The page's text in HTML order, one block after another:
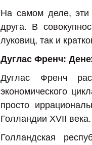
На самом деле, эти
друга. В
луковиц, так и
Дуглас Френч:
Дуглас Френч
экономического
просто
Голландии XVII века.
Голландская